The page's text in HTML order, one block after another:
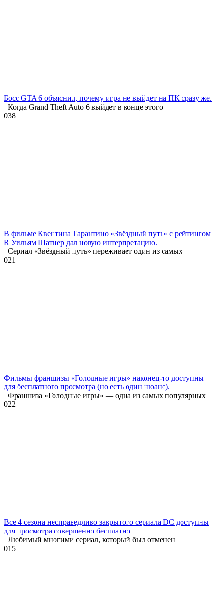
Босс GTA 6 объяснил, почему игра не выйдет на ПК сразу же.
Когда Grand Theft Auto 6 выйдет в конце этого
038
В фильме Квентина Тарантино «Звёздный путь» с рейтингом
R Уильям Шатнер дал новую интерпретацию.
Сериал «Звёздный путь» переживает один из самых
021
Фильмы франшизы «Голодные игры» наконец-то доступны
для бесплатного просмотра (но есть один нюанс).
Франшиза «Голодные игры» — одна из самых популярных
022
Все 4 сезона несправедливо закрытого сериала DC доступны
для просмотра совершенно бесплатно.
Любимый многими сериал, который был отменен
015